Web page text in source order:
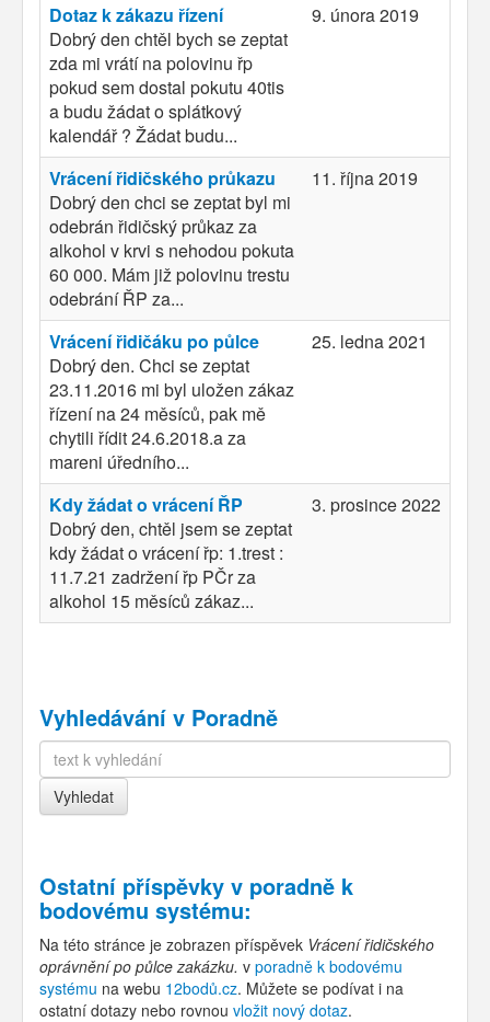
Dotaz k zákazu řízení
Dobrý den chtěl bych se zeptat
zda mi vrátí na polovinu řp
pokud sem dostal pokutu 40tis
a budu žádat o splátkový
kalendář ? Žádat budu...
9. února 2019
Vrácení řidičského průkazu
Dobrý den chci se zeptat byl mi
odebrán řidičský průkaz za
alkohol v krvi s nehodou pokuta
60 000. Mám již polovinu trestu
odebrání ŘP za...
11. října 2019
Vrácení řidičáku po půlce
Dobrý den. Chci se zeptat
23.11.2016 mi byl uložen zákaz
řízení na 24 měsíců, pak mě
chytili řídit 24.6.2018.a za
mareni úředního...
25. ledna 2021
Kdy žádat o vrácení ŘP
Dobrý den, chtěl jsem se zeptat
kdy žádat o vrácení řp: 1.trest :
11.7.21 zadržení řp PČr za
alkohol 15 měsíců zákaz...
3. prosince 2022
Vyhledávání v Poradně
Ostatní příspěvky v poradně k
bodovému systému:
Na této stránce je zobrazen příspěvek Vrácení řidičského
oprávnění po půlce zakázku. v poradně k bodovému
systému na webu 12bodů.cz. Můžete se podívat i na
ostatní dotazy nebo rovnou vložit nový dotaz.